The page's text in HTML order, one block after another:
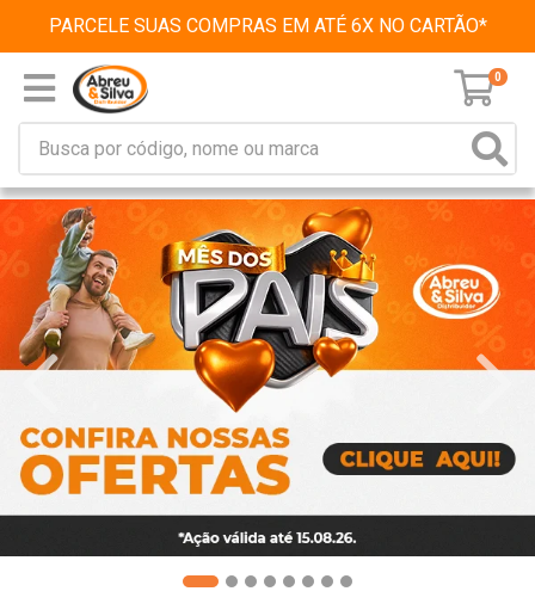
PARCELE SUAS COMPRAS EM ATÉ 6X NO CARTÃO*
0